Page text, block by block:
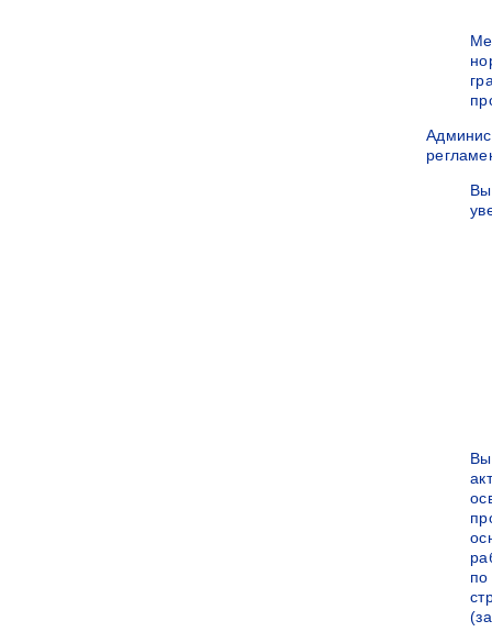
по
(за